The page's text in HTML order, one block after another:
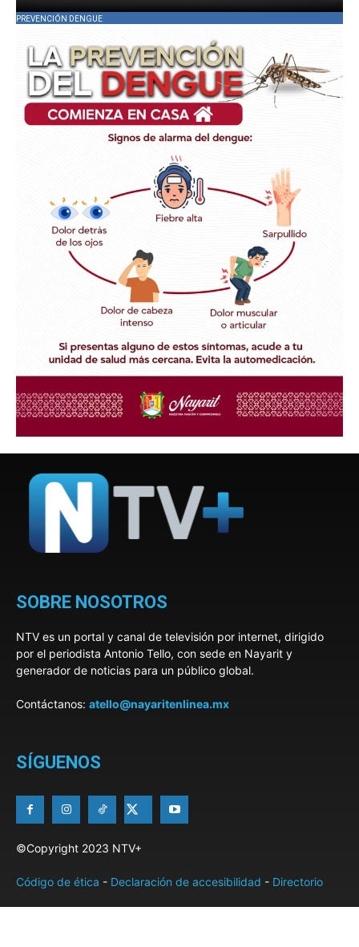
PREVENCIÓN DENGUE
SOBRE NOSOTROS
NTV es un portal y canal de televisión por internet, dirigido
por el periodista Antonio Tello, con sede en Nayarit y
generador de noticias para un público global.
Contáctanos: atello@nayaritenlinea.mx
SÍGUENOS
©Copyright 2023 NTV+
Código de ética - Declaración de accesibilidad - Directorio